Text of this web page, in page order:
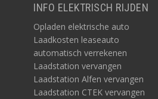
INFO ELEKTRISCH RIJDEN
Opladen elektrische auto
Laadkosten leaseauto
automatisch verrekenen
Laadstation vervangen
Laadstation Alfen vervangen
Laadstation CTEK vervangen